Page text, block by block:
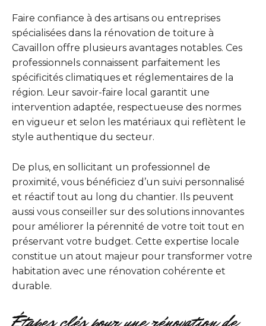
Faire confiance à des artisans ou entreprises
spécialisées dans la rénovation de toiture à
Cavaillon offre plusieurs avantages notables. Ces
professionnels connaissent parfaitement les
spécificités climatiques et réglementaires de la
région. Leur savoir-faire local garantit une
intervention adaptée, respectueuse des normes
en vigueur et selon les matériaux qui reflètent le
style authentique du secteur.
De plus, en sollicitant un professionnel de
proximité, vous bénéficiez d’un suivi personnalisé
et réactif tout au long du chantier. Ils peuvent
aussi vous conseiller sur des solutions innovantes
pour améliorer la pérennité de votre toit tout en
préservant votre budget. Cette expertise locale
constitue un atout majeur pour transformer votre
habitation avec une rénovation cohérente et
durable.